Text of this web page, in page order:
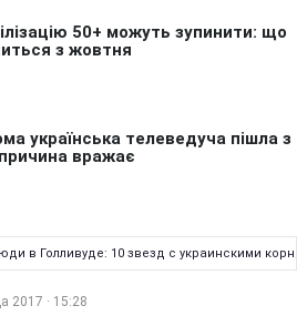
в Голливуде: 10 звезд с украинскими
2017 · 15:28